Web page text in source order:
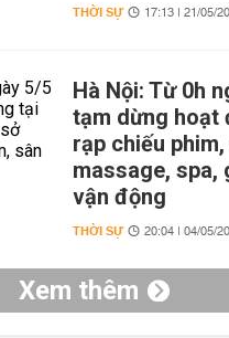
THỜI SỰ 17:13 | 21/05/
Hà Nội: Từ 0h
tạm dừng hoạt
rạp chiếu
massage, spa,
vận động
THỜI SỰ 20:04 | 04/05/
Xem thêm